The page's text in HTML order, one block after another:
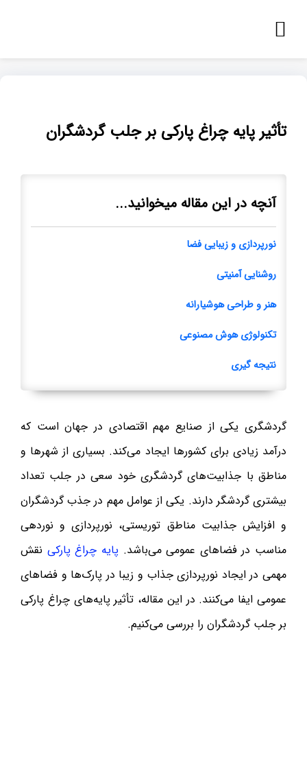
تأثیر پایه‌ چراغ پارکی بر جلب گردشگران
آنچه در این مقاله میخوانید...
نورپردازی و زیبایی فضا
روشنایی آمنیتی
هنر و طراحی هوشیارانه
تکنولوژی هوش مصنوعی
نتیجه گیری
گردشگری یکی از صنایع مهم اقتصادی در جهان است که
درآمد زیادی برای کشورها ایجاد می‌کند. بسیاری از شهرها و
مناطق با جذابیت‌های گردشگری خود سعی در جلب تعداد
بیشتری گردشگر دارند. یکی از عوامل مهم در جذب گردشگران
و افزایش جذابیت مناطق توریستی، نورپردازی و نوردهی
مناسب در فضاهای عمومی می‌باشد. پایه‌ چراغ پارکی نقش
مهمی در ایجاد نورپردازی جذاب و زیبا در پارک‌ها و فضاهای
عمومی ایفا می‌کنند. در این مقاله، تأثیر پایه‌های چراغ پارکی
بر جلب گردشگران را بررسی می‌کنیم.